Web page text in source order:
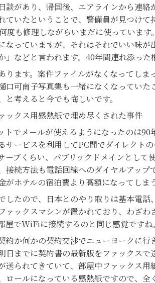
談があり、帰国後、エアラインから連絡
ていたということで、警備員が見つけ
度も修理しながらいまだに使っていま
なっていますが、それはそれでいい味
」などと言われます。40年間連れ添った
ります。案件ファイルがなくなってし
口可南子写真集も一緒になくなってい
と考えると今でも悔しいです。
ックス用感熱紙で埋め尽くされた事件
トでメールが使えるようになったのは
サービスを利用してPC間でダイレクト
ーブくらい、パブリックドメインとし
接続方法も電話回線へのダイヤルアッ
がホテルの宿泊費より高額になってしま
したので、日本とのやり取りは基本電
ァックスマシンが置かれており、わざ
屋でWiFiに接続するのと同じ感覚です
約か何かの契約交渉でニューヨークに行
日までに契約書の最新版をファックス
送られてきていて、部屋中ファックス
ロールになっている感熱紙ですので、